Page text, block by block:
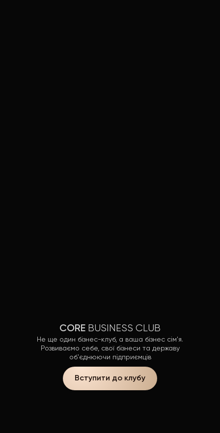
CORE BUSINESS CLUB
Не ще один бізнес-клуб, а ваша бізнес сім'я.
Розвиваємо себе, свої бізнеси та державу
об'єднюючи підприємців
Вступити до клубу